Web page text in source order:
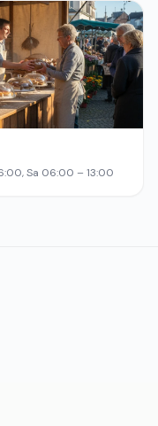
Sa 06:00 – 13:00